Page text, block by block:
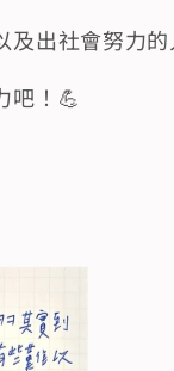
及出社會努力
吧！💪